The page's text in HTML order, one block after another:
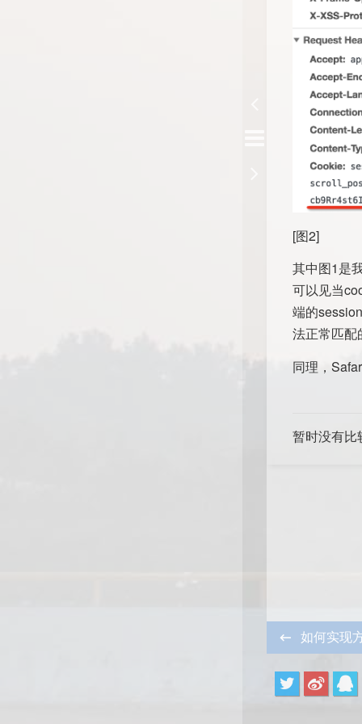
[图2]
其中图1是
可以见当
端的
法正常匹配
同理，
暂时没有比
如何实现